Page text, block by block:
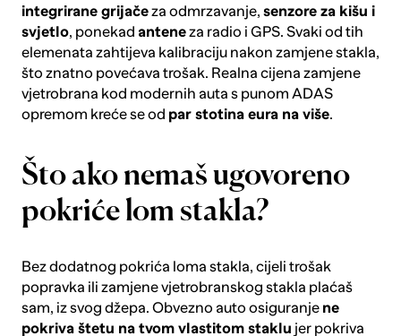
integrirane grijačeza odmrzavanje, senzore za kišu i
svjetlo, ponekad anteneza radio i GPS. Svaki od tih
elemenata zahtijeva kalibraciju nakon zamjene stakla,
što znatno povećava trošak. Realna cijena zamjene
vjetrobrana kod modernih auta s punom ADAS
opremom kreće se od par stotina eura na više.
Što ako nemaš ugovoreno
pokriće lom stakla?
Bez dodatnog pokrića loma stakla, cijeli trošak
popravka ili zamjene vjetrobranskog stakla plaćaš
sam, iz svog džepa. Obvezno auto osiguranje ne
pokriva štetu na tvom vlastitom staklu jer pokriva